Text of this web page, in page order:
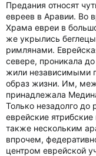
Предания относят
евреев в Аравии. Во
Храма евреи в
же укрылись
римлянами.
севере, проникала
жили независимыми
образ жизни. Им,
принадлежала
Только незадолго
еврейские
также нескольким
впрочем,
центром еврейской